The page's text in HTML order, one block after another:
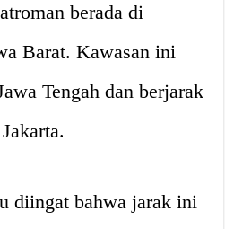
berada di
Barat. Kawasan ini
Tengah dan berjarak
diingat bahwa jarak ini